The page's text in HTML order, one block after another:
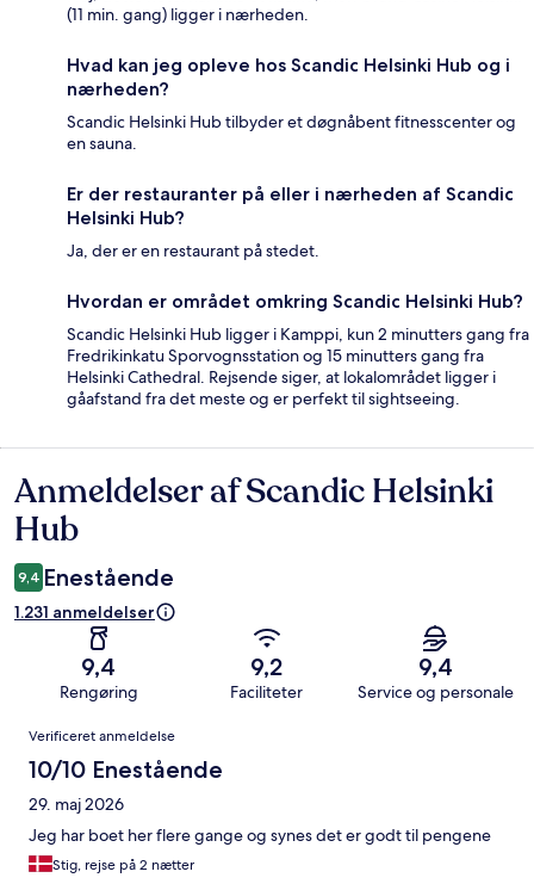
(11 min. gang) ligger i nærheden.
Hvad kan jeg opleve hos Scandic Helsinki Hub og i
nærheden?
Scandic Helsinki Hub tilbyder et døgnåbent fitnesscenter og
en sauna.
Er der restauranter på eller i nærheden af Scandic
Helsinki Hub?
Ja, der er en restaurant på stedet.
Hvordan er området omkring Scandic Helsinki Hub?
Scandic Helsinki Hub ligger i Kamppi, kun 2 minutters gang fra
Fredrikinkatu Sporvognsstation og 15 minutters gang fra
Helsinki Cathedral. Rejsende siger, at lokalområdet ligger i
gåafstand fra det meste og er perfekt til sightseeing.
Anmeldelser
Anmeldelser af Scandic Helsinki
Hub
9,4 Enestående
1.231 anmeldelser
9,4
Rengøring
9,2
Faciliteter
9,4
Service og personale
Anmeldelser
Verificeret anmeldelse
10/10 Enestående
29. maj 2026
Jeg har boet her flere gange og synes det er godt til pengene
Stig, rejse på 2 nætter